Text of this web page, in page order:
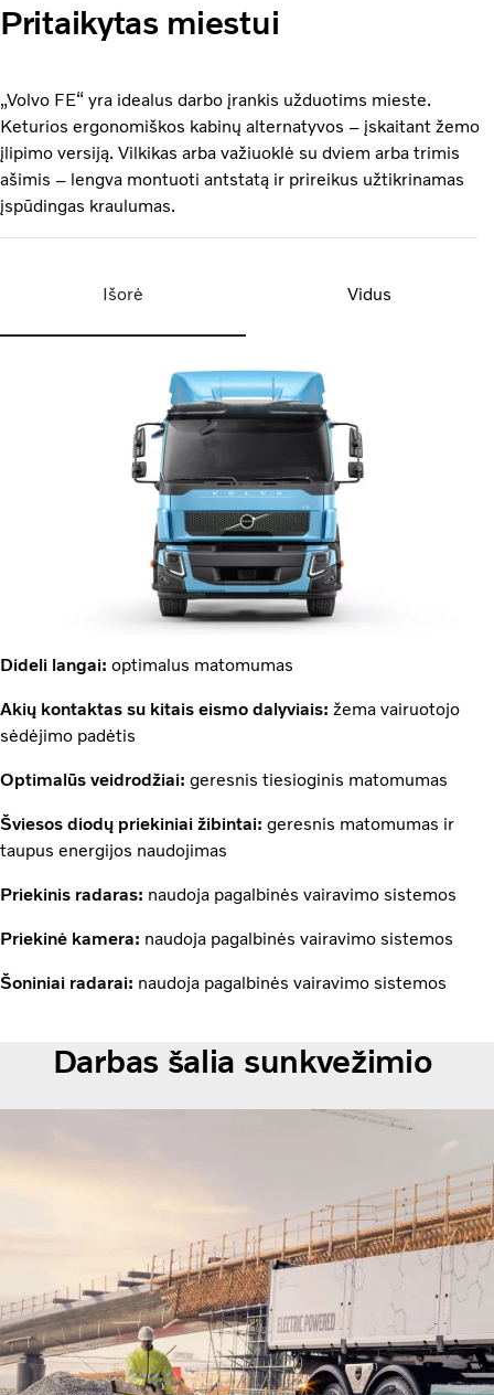
Pritaikytas miestui
„Volvo FE“ yra idealus darbo įrankis užduotims mieste.
Keturios ergonomiškos kabinų alternatyvos – įskaitant žemo
įlipimo versiją. Vilkikas arba važiuoklė su dviem arba trimis
ašimis – lengva montuoti antstatą ir prireikus užtikrinamas
įspūdingas kraulumas.
Išorė Vidus
Dideli langai: optimalus matomumas
Akių kontaktas su kitais eismo dalyviais: žema vairuotojo
sėdėjimo padėtis
Optimalūs veidrodžiai: geresnis tiesioginis matomumas
Šviesos diodų priekiniai žibintai: geresnis matomumas ir
taupus energijos naudojimas
Priekinis radaras: naudoja pagalbinės vairavimo sistemos
Priekinė kamera: naudoja pagalbinės vairavimo sistemos
Šoniniai radarai: naudoja pagalbinės vairavimo sistemos
Darbas šalia sunkvežimio